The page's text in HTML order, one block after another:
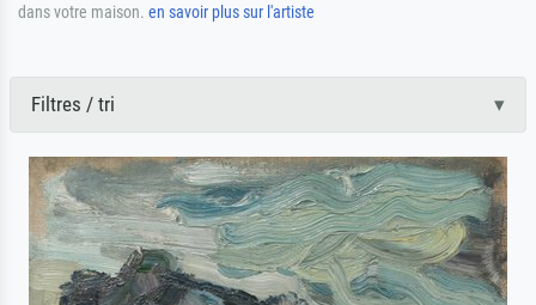
dans votre maison. en savoir plus sur l'artiste
Filtres / tri